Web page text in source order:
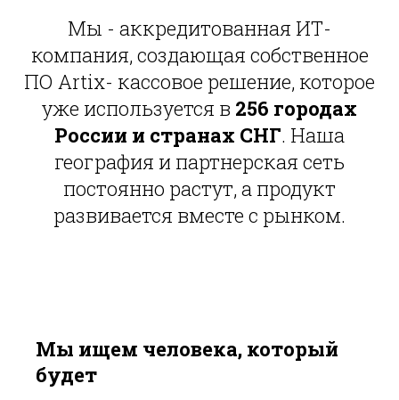
Мы - аккредитованная ИТ-
компания, создающая собственное
ПО Artix- кассовое решение, которое
уже используется в 256 городах
России и странах СНГ. Наша
география и партнерская сеть
постоянно растут, а продукт
развивается вместе с рынком.
Мы ищем человека, который
будет